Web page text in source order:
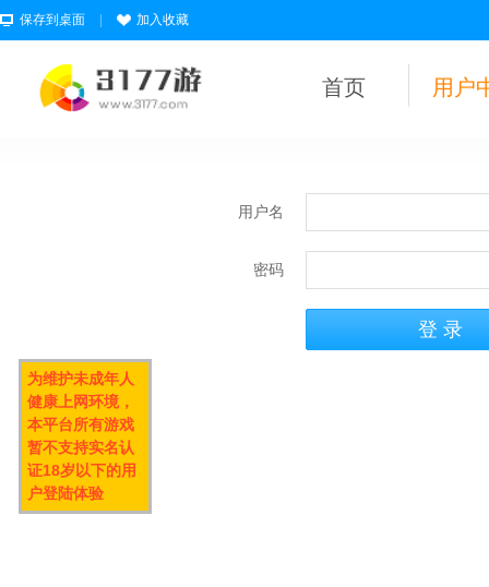
保存到桌面 加入收藏
首页 用户
用户名
密码
为维护未成年人
健康上网环境，
本平台所有游戏
暂不支持实名认
证18岁以下的用
户登陆体验